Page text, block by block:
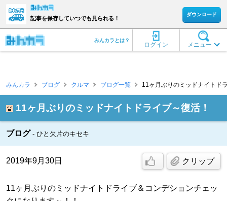
記事を保存していつでも見られる！
ダウンロード
メニュー
ログイン
みんカラとは？
みんカラ ブログ クルマ ブログ一覧 11ヶ月ぶりのミッドナイトド
11ヶ月ぶりのミッドナイトドライブ～復活！
ブログ ひと欠片のキセキ
2019年9月30日 クリップ
11ヶ月ぶりのミッドナイトドライブ＆コンデションチェッ